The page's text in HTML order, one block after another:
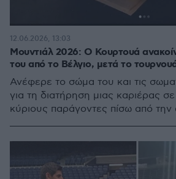
Μουντιάλ 2026: Ο Κουρτουά
του από το Βέλγιο, μετά το
Ανέφερε το σώμα του και τις
για τη διατήρηση μιας καριέρας
κύριους παράγοντες πίσω από
12.06.2026, 13:03